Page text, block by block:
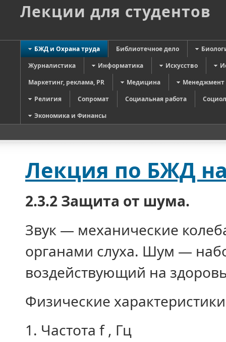
Лекции для студентов
БЖД и Охрана труда Библиотечное дело
Журналистика
Информатика Искусство
Маркетинг, реклама, PR
Медицина
Менеджмент
Религия
Сопромат Социальная работа
Экономика и Финансы
Лекция по БЖД
2.3.2 Защита от шума.
Звук — механические
органами слуха. Шум —
воздействующий на
Физические
1. Частота f , Гц